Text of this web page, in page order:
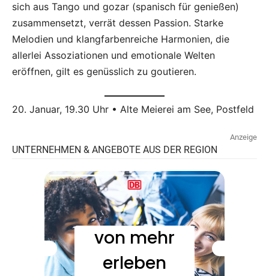
sich aus Tango und gozar (spanisch für genießen)
zusammensetzt, verrät dessen Passion. Starke
Melodien und klangfarbenreiche Harmonien, die
allerlei Assoziationen und emotionale Welten
eröffnen, gilt es genüsslich zu goutieren.
20. Januar, 19.30 Uhr • Alte Meierei am See, Postfeld